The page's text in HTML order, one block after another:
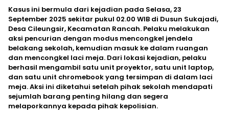
Kasus ini bermula dari kejadian pada Selasa, 23
September 2025 sekitar pukul 02.00 WIB di Dusun Sukajadi,
Desa Cileungsir, Kecamatan Rancah. Pelaku melakukan
aksi pencurian dengan modus mencongkel jendela
belakang sekolah, kemudian masuk ke dalam ruangan
dan mencongkel laci meja. Dari lokasi kejadian, pelaku
berhasil mengambil satu unit proyektor, satu unit laptop,
dan satu unit chromebook yang tersimpan di dalam laci
meja. Aksi ini diketahui setelah pihak sekolah mendapati
sejumlah barang penting hilang dan segera
melaporkannya kepada pihak kepolisian.